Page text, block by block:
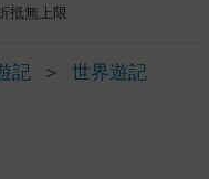
抵無上限
記 ＞ 世界遊記